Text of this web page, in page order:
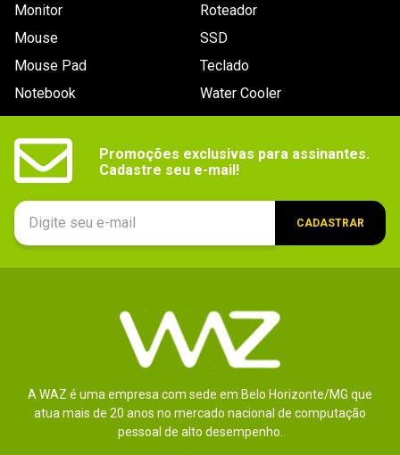
Monitor
Mouse
Mouse Pad
Notebook
Roteador
SSD
Teclado
Water Cooler
Promoções exclusivas para assinantes.
Cadastre seu e-mail!
CADASTRAR
A WAZ é uma empresa com sede em Belo Horizonte/MG que
atua mais de 20 anos no mercado nacional de computação
pessoal de alto desempenho.